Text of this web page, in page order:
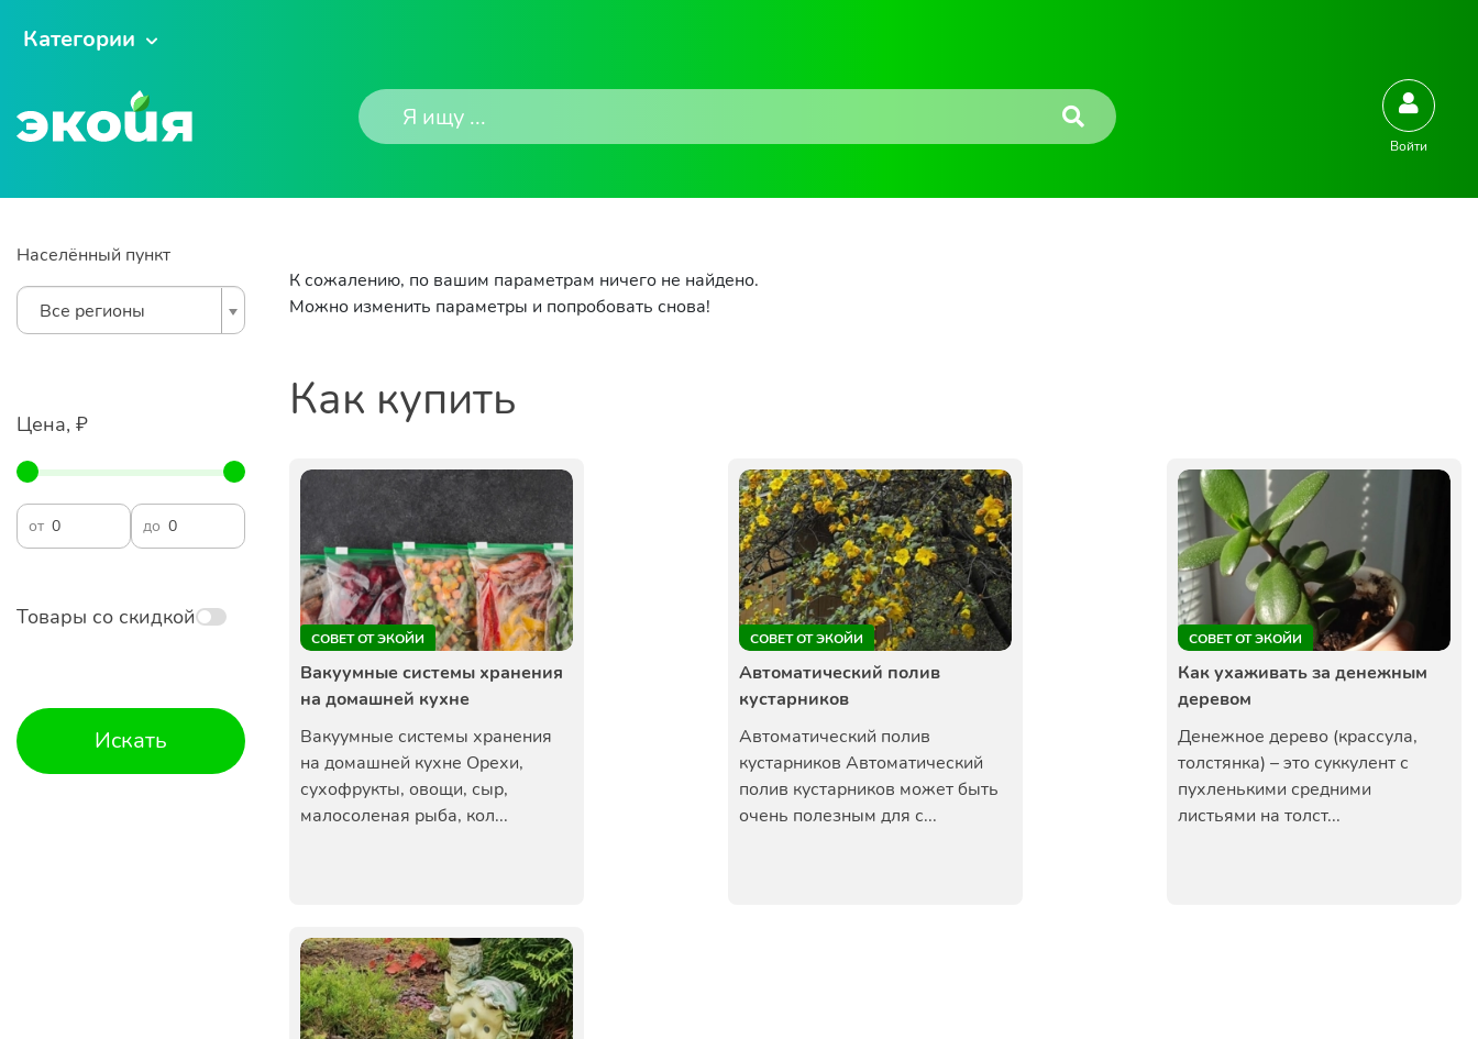
Категории
Войти
Населённый пункт
Все регионы
Цена, ₽
от до
Товары со скидкой
Искать
К сожалению, по вашим параметрам ничего не найдено.
Можно изменить параметры и попробовать снова!
Как купить
СОВЕТ ОТ ЭКОЙИ
Вакуумные системы хранения
на домашней кухне
Вакуумные системы хранения
на домашней кухне Орехи,
сухофрукты, овощи, сыр,
малосоленая рыба, кол...
СОВЕТ ОТ ЭКОЙИ
Автоматический полив
кустарников
Автоматический полив
кустарников Автоматический
полив кустарников может быть
очень полезным для с...
СОВЕТ ОТ ЭКОЙИ
Как ухаживать за денежным
деревом
Денежное дерево (крассула,
толстянка) – это суккулент с
пухленькими средними
листьями на толст...